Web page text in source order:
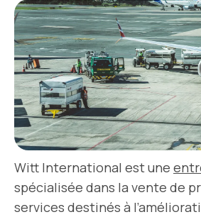
Witt International est une
spécialisée dans la vente de
services destinés à